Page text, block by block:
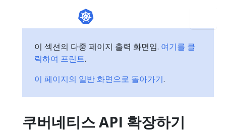
이 섹션의 다중 페이지 출력 화면임. 여기를 클
릭하여 프린트.
이 페이지의 일반 화면으로 돌아가기.
쿠버네티스 API 확장하기